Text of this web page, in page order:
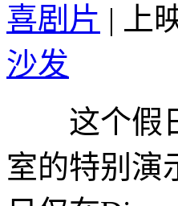
喜剧片 | 上
沙发
这个假日
室的特别演